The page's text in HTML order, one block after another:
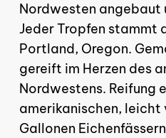
Es
Nordwesten angebaut
Jeder Tropfen stammt
Portland, Oregon.
gereift im Herzen des
Nordwestens. Reifung
amerikanischen,
Gallonen